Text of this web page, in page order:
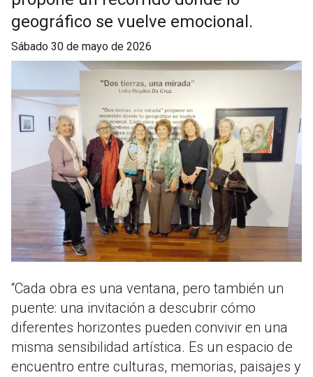
geográfico se vuelve emocional.
sábado 30 de mayo de 2026
“Cada obra es una ventana, pero también un
puente: una invitación a descubrir cómo
diferentes horizontes pueden convivir en una
misma sensibilidad artística. Es un espacio de
encuentro entre culturas, memorias, paisajes y